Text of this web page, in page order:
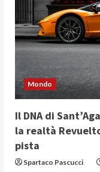
Mondo
Il DNA di
la realtà
pista
Spartaco Pascucci